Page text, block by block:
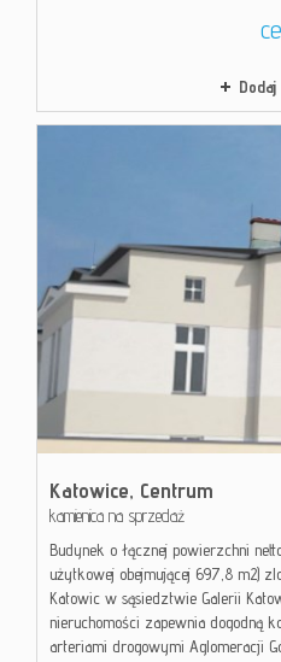
Katowice, Centrum
kamienica na sprzedaż
Budynek o łącznej powierzchni
użytkowej obejmującej 697,8 m2)
Katowic w sąsiedztwie Galerii
nieruchomości zapewnia dogodną
arteriami drogowymi Aglomeracji